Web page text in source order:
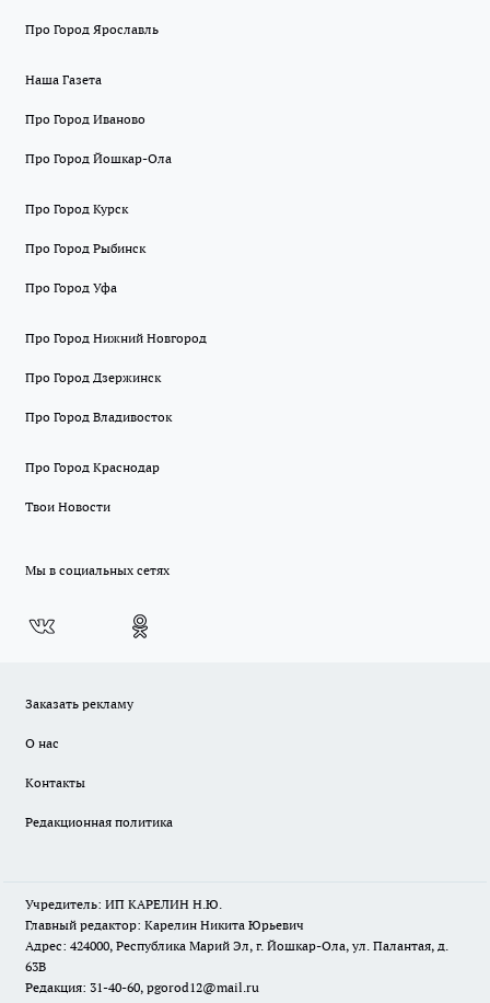
Про Город Ярославль
Наша Газета
Про Город Иваново
Про Город Йошкар-Ола
Про Город Курск
Про Город Рыбинск
Про Город Уфа
Про Город Нижний Новгород
Про Город Дзержинск
Про Город Владивосток
Про Город Краснодар
Твои Новости
Мы в социальных сетях
Заказать рекламу
О нас
Контакты
Редакционная политика
Учредитель: ИП КАРЕЛИН Н.Ю.
Главный редактор: Карелин Никита Юрьевич
Адрес: 424000, Республика Марий Эл, г. Йошкар-Ола, ул. Палантая, д.
63В
Редакция: 31-40-60, pgorod12@mail.ru